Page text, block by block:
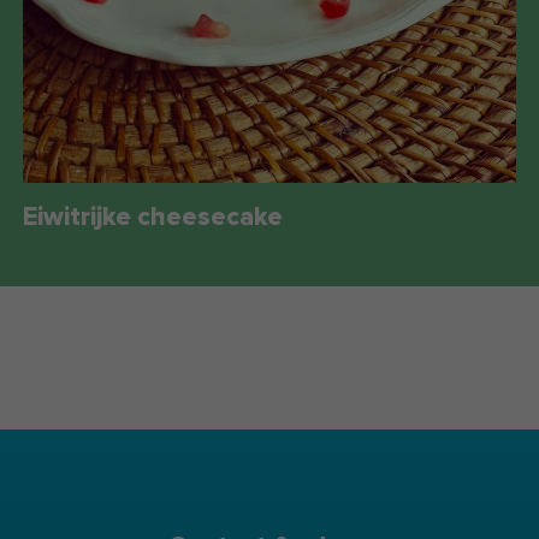
Eiwitrijke cheesecake